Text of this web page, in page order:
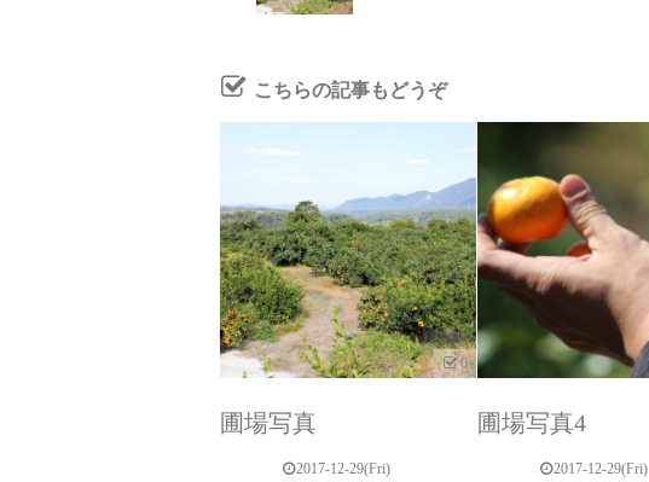
こちらの記事もどうぞ
0
圃場写真
2017-12-29(Fri)
圃場写真4
2017-12-29(Fri)